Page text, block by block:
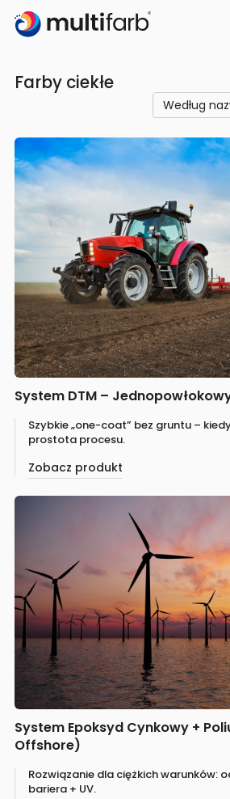
Farby ciekłe
Sortowanie:
Według
Sortowanie:
System DTM –
Szybkie „one-coat” bez gruntu –
prostota procesu.
Zobacz produkt
System Epoksyd Cynkowy +
Offshore)
Rozwiązanie dla ciężkich warunków:
bariera + UV.